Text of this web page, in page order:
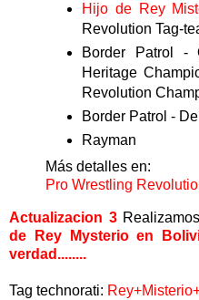
Hijo de Rey
Revolution Tag-
Border Patrol -
Heritage
Revolution
Border Patrol -
Rayman
Más detalles en:
Pro Wrestling
Actualizacion 3
de Rey Mysterio en
verdad........
Tag technorati: